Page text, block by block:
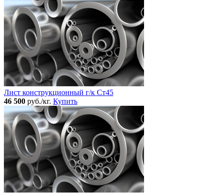
Лист конструкционный г/к Ст45
46 500 руб./кг. Купить